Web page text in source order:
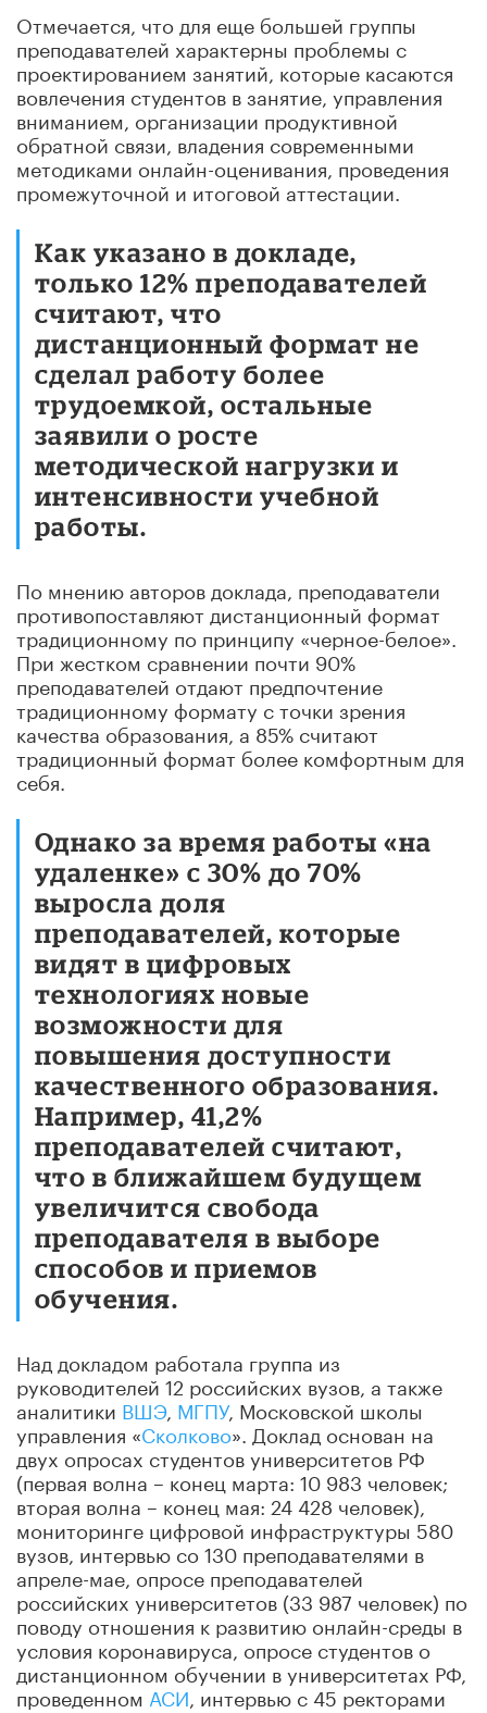
Отмечается, что для еще большей группы
преподавателей характерны проблемы с
проектированием занятий, которые касаются
вовлечения студентов в занятие, управления
вниманием, организации продуктивной
обратной связи, владения современными
методиками онлайн-оценивания, проведения
промежуточной и итоговой аттестации.
Как указано в докладе,
только 12% преподавателей
считают, что
дистанционный формат не
сделал работу более
трудоемкой, остальные
заявили о росте
методической нагрузки и
интенсивности учебной
работы.
По мнению авторов доклада, преподаватели
противопоставляют дистанционный формат
традиционному по принципу «черное-белое».
При жестком сравнении почти 90%
преподавателей отдают предпочтение
традиционному формату с точки зрения
качества образования, а 85% считают
традиционный формат более комфортным для
себя.
Однако за время работы «на
удаленке» с 30% до 70%
выросла доля
преподавателей, которые
видят в цифровых
технологиях новые
возможности для
повышения доступности
качественного образования.
Например, 41,2%
преподавателей считают,
что в ближайшем будущем
увеличится свобода
преподавателя в выборе
способов и приемов
обучения.
Над докладом работала группа из
руководителей 12 российских вузов, а также
аналитики ВШЭ, МГПУ, Московской школы
управления «Сколково». Доклад основан на
двух опросах студентов университетов РФ
(первая волна – конец марта: 10 983 человек;
вторая волна – конец мая: 24 428 человек),
мониторинге цифровой инфраструктуры 580
вузов, интервью со 130 преподавателями в
апреле-мае, опросе преподавателей
российских университетов (33 987 человек) по
поводу отношения к развитию онлайн-среды в
условия коронавируса, опросе студентов о
дистанционном обучении в университетах РФ,
проведенном АСИ , интервью с 45 ректорами